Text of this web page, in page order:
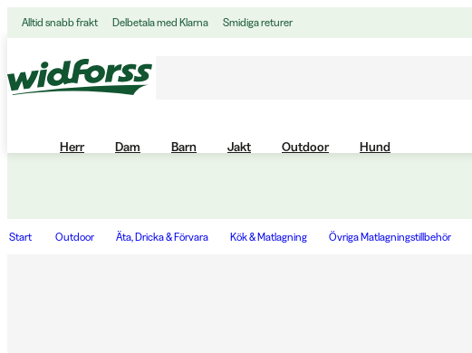
Alltid snabb frakt Delbetala med Klarna Smidiga returer
Herr Dam Barn Jakt Outdoor Hund
Start Outdoor Äta, Dricka & Förvara Kök & Matlagning Övriga Matlagningstillbehör